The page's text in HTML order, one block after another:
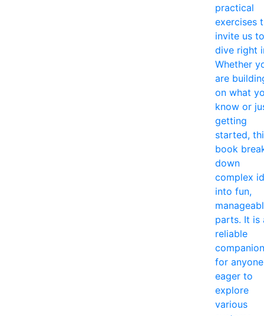
practical
exercises
invite us to
dive right
Whether
are
on what
know or
getting
started,
book
down
complex
into fun,
parts. It is
reliable
companion
for anyone
eager to
explore
various